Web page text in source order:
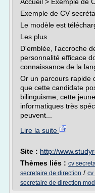
Exemple de CV
Le modèle est
Les plus
D'emblée, l'accroche
personnalité efficace
connaissance de la
Or un parcours rapide
que cette candidate
bilinguisme, cette
informatiques très
peuvent...
Lire la suite
Site : http://
Thèmes liés : cv
secretaire de direction / cv
secretaire de direction